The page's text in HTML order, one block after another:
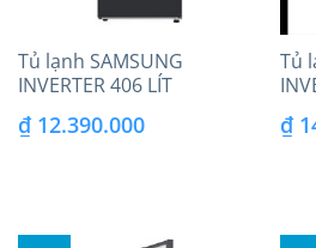
Tủ lạnh SAMSUNG
INVERTER 406 LÍT
₫12.390.000
Tủ
₫